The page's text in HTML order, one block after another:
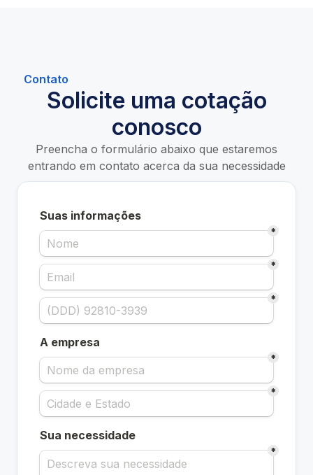
Contato
Solicite uma cotação
conosco​
Preencha o formulário abaixo que estaremos
entrando em contato acerca da sua necessidade